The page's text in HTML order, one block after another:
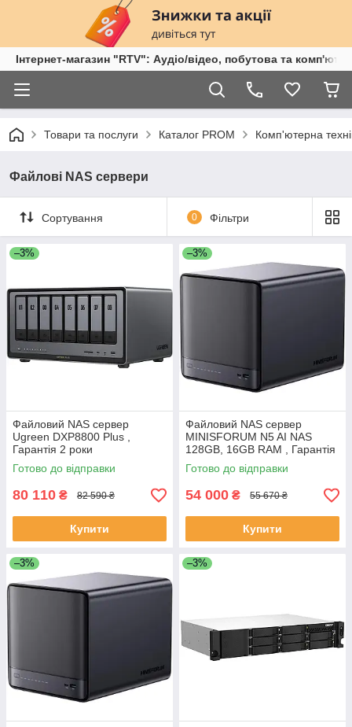
Інтернет-магазин "RTV": Аудіо/відео, побутова та
Товари та послуги Каталог PROM Комп'ютерна
Файлові NAS сервери
Сортування 0 Фільтри
–3%
Файловий NAS сервер
Ugreen DXP8800 Plus ,
Гарантія 2 роки
Готово до відправки
80 110 ₴ 82 590 ₴
Купити
–3%
Файловий NAS сервер
MINISFORUM N5 AI NAS
128GB, 16GB RAM , Гарантія
2 роки
Готово до відправки
54 000 ₴ 55 670 ₴
Купити
–3% –3%